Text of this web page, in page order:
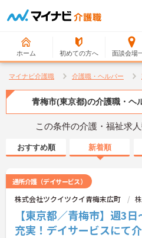
ホーム 初めての方へ 面談会場
マイナビ介護職 介護職・ヘルパー
青梅市(東京都)の介護職・ヘ
この条件の介護・福祉求
おすすめ順 新着順
通所介護（デイサービス）
株式会社ツクイツクイ青梅末広町
【東京都／青梅市】週3
充実！デイサービスにて